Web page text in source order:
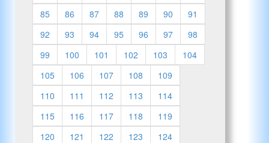
85
86 87 88 89 90
91
92
93 94 95 96 97
98
99
100 101 102 103
104
105
106 107 108
109
110
111 112 113
114
115
116 117 118
119
120
121 122 123
124